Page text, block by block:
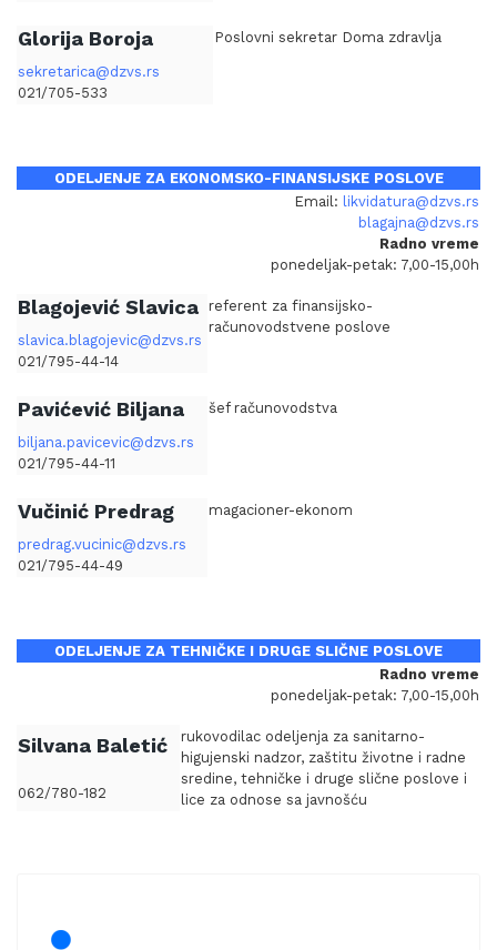
Glorija Boroja Poslovni sekretar Doma zdravlja
sekretarica@dzvs.rs
021/705-533
ODELJENJE ZA EKONOMSKO-FINANSIJSKE POSLOVE
Email: likvidatura@dzvs.rs
blagajna@dzvs.rs
Radno vreme
ponedeljak-petak: 7,00-15,00h
Blagojević Slavica
referent za finansijsko-
računovodstvene poslove
slavica.blagojevic@dzvs.rs
021/795-44-14
Pavićević Biljana šef računovodstva
biljana.pavicevic@dzvs.rs
021/795-44-11
Vučinić Predrag magacioner-ekonom
predrag.vucinic@dzvs.rs
021/795-44-49
ODELJENJE ZA TEHNIČKE I DRUGE SLIČNE POSLOVE
Radno vreme
ponedeljak-petak: 7,00-15,00h
Silvana Baletić
rukovodilac odeljenja za sanitarno-
higujenski nadzor, zaštitu životne i radne
sredine, tehničke i druge slične poslove i
lice za odnose sa javnošću
062/780-182